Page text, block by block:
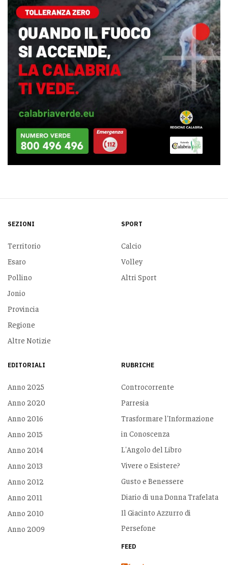
SEZIONI
Territorio
Esaro
Pollino
Jonio
Provincia
Regione
Altre Notizie
SPORT
Calcio
Volley
Altri Sport
EDITORIALI
Anno 2025
Anno 2020
Anno 2016
Anno 2015
Anno 2014
Anno 2013
Anno 2012
Anno 2011
Anno 2010
Anno 2009
RUBRICHE
Controcorrente
Parresia
Trasformare l'Informazione
in Conoscenza
L'Angolo del Libro
Vivere o Esistere?
Gusto e Benessere
Diario di una Donna Trafelata
Il Giacinto Azzurro di
Persefone
FEED